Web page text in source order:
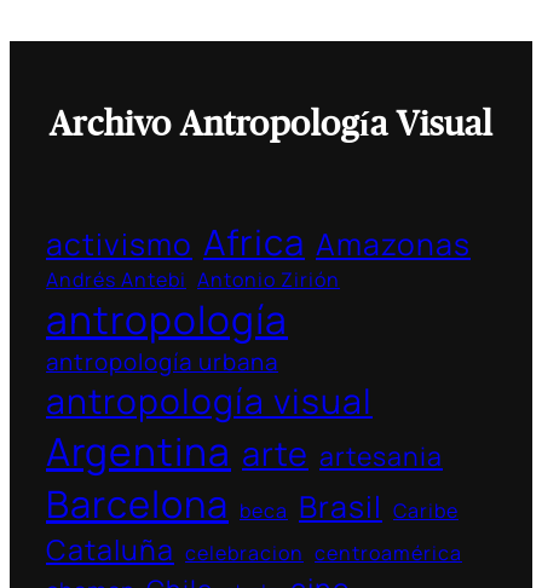
Archivo Antropología Visual
activismo Africa Amazonas
Andrés Antebi Antonio Zirión
antropología
antropología urbana
antropología visual
Argentina arte artesania
Barcelona beca Brasil Caribe
Cataluña celebracion centroamérica